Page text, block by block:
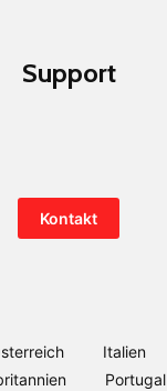
Support
Kontakt
Italien
Portugal